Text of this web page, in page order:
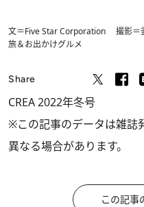
文＝Five Star Corporation 撮影＝
旅＆お出かけグルメ
Share
CREA 2022年冬号
※この記事のデータは雑誌
異なる場合があります。
この記事